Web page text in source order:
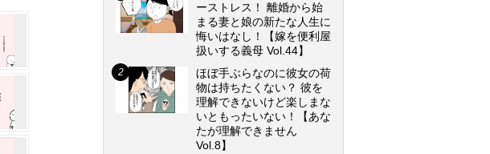
ーストレス！ 離婚から始
まる妻と娘の新たな人生に
悔いはなし！【嫁を便利屋
扱いする義母 Vol.44】
ほぼ手ぶらなのに彼女の荷
物は持ちたくない？ 彼を
理解できないけど楽しまな
いともったいない！【あな
たが理解できません
Vol.8】